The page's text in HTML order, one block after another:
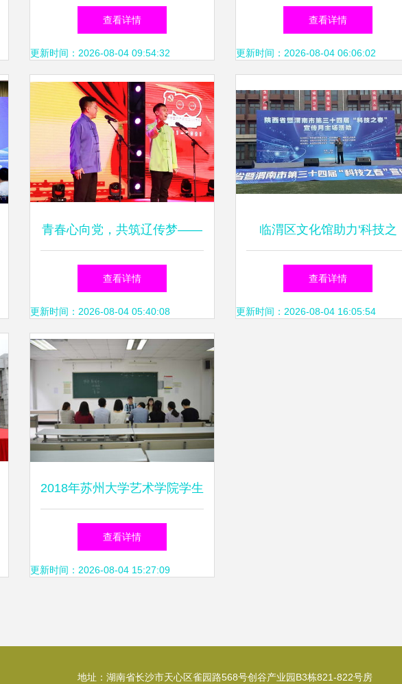
研讨促传统文化传承
查看详情
更新时间：2026-08-04 09:54:32
动在穗举行，共绘文旅交流新
篇章
查看详情
更新时间：2026-08-04 06:06:02
青春心向党，共筑辽传梦——
辽宁传媒学院第六届校园文化
艺术节盛大开幕
查看详情
更新时间：2026-08-04 05:40:08
临渭区文化馆助力'科技之
春'，文艺交流绽放科普之光
查看详情
更新时间：2026-08-04 16:05:54
2018年苏州大学艺术学院学生
组织干部竞聘活动顺利举行
开启文化艺术交流新篇章
查看详情
更新时间：2026-08-04 15:27:09
地址：湖南省长沙市天心区雀园路568号创谷产业园B3栋821-822号房